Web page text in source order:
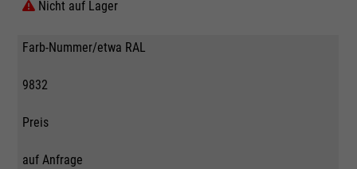
Nicht auf Lager
Farb-Nummer/etwa RAL
9832
Preis
auf Anfrage